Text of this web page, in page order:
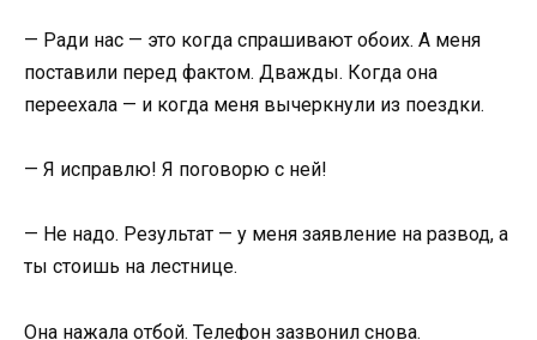
— Ради нас — это когда спрашивают обоих. А меня
поставили перед фактом. Дважды. Когда она
переехала — и когда меня вычеркнули из поездки.
— Я исправлю! Я поговорю с ней!
— Не надо. Результат — у меня заявление на развод, а
ты стоишь на лестнице.
Она нажала отбой. Телефон зазвонил снова.